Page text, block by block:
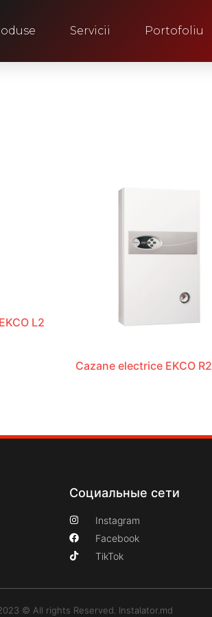
Servicii Portofoliu
L2
Cazane electrice EKCO R2
Социальные сети
Instagram
Facebook
TikTok
© All rights Reserved. Instalator.md